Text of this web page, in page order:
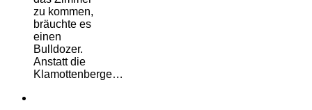
zu kommen,
bräuchte es
einen
Bulldozer.
Anstatt die
Klamottenberge…